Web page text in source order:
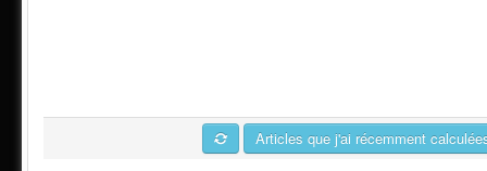
Articles que j'ai récemment